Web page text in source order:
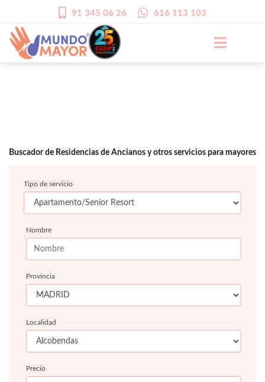
91 345 06 26 616 113 103
Buscador de Residencias de Ancianos y otros servicios para mayores
Tipo de servicio
Nombre
Provincia
Localidad
Precio